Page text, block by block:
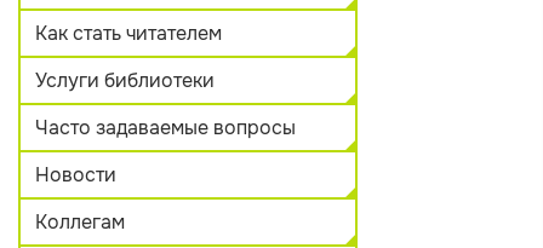
Как стать читателем
Услуги библиотеки
Часто задаваемые вопросы
Новости
Коллегам